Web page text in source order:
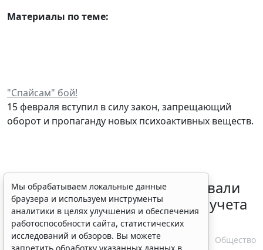
Материалы по теме:
"Спайсам" бой!
15 февраля вступил в силу закон, запрещающий
оборот и пропаганду новых психоактивных веществ.
Депутаты Госдумы инициировали
ужесточение миграционного учета
в регионах
6 августа 2026 17:20 Общество
Мы обрабатываем локальные данные
браузера и используем инструменты
аналитики в целях улучшения и обеспечения
работоспособности сайта, статистических
исследований и обзоров. Вы можете